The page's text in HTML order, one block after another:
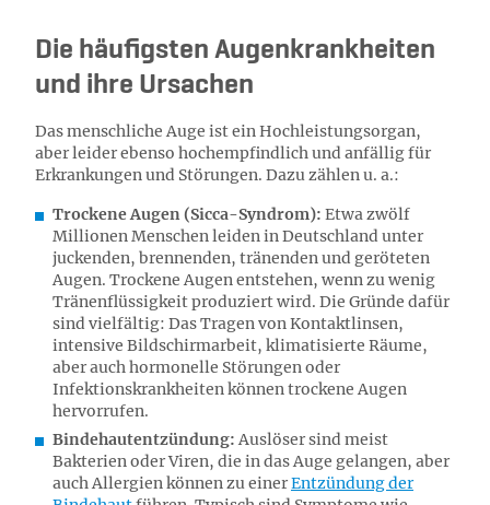
Die häufigsten Augenkrankheiten
und ihre Ursachen
Das menschliche Auge ist ein Hochleistungsorgan,
aber leider ebenso hochempfindlich und anfällig für
Erkrankungen und Störungen. Dazu zählen u. a.:
Trockene Augen (Sicca-Syndrom): Etwa zwölf
Millionen Menschen leiden in Deutschland unter
juckenden, brennenden, tränenden und geröteten
Augen. Trockene Augen entstehen, wenn zu wenig
Tränenflüssigkeit produziert wird. Die Gründe dafür
sind vielfältig: Das Tragen von Kontaktlinsen,
intensive Bildschirmarbeit, klimatisierte Räume,
aber auch hormonelle Störungen oder
Infektionskrankheiten können trockene Augen
hervorrufen.
Bindehautentzündung:Auslöser sind meist
Bakterien oder Viren, die in das Auge gelangen, aber
auch Allergien können zu einerEntzündung der